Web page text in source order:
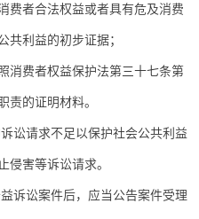
费者合法权益或者具有危及消费
共利益的初步证据；
消费者权益保护法第三十七条第
责的证明材料。
讼请求不足以保护社会公共利益
侵害等诉讼请求。
诉讼案件后，应当公告案件受理